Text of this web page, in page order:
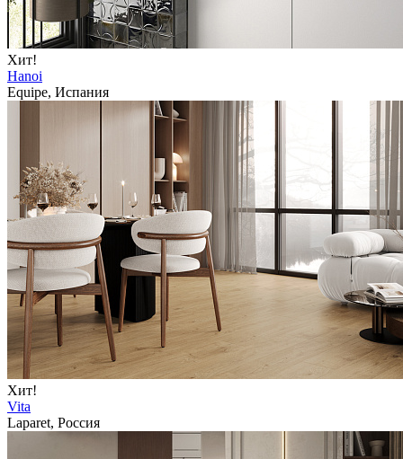
Хит!
Hanoi
Equipe, Испания
Хит!
Vita
Laparet, Россия